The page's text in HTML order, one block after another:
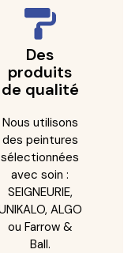
Des
produits
de qualité
Nous utilisons
des peintures
sélectionnées
avec soin :
SEIGNEURIE,
ALGO
ou Farrow &
Ball.